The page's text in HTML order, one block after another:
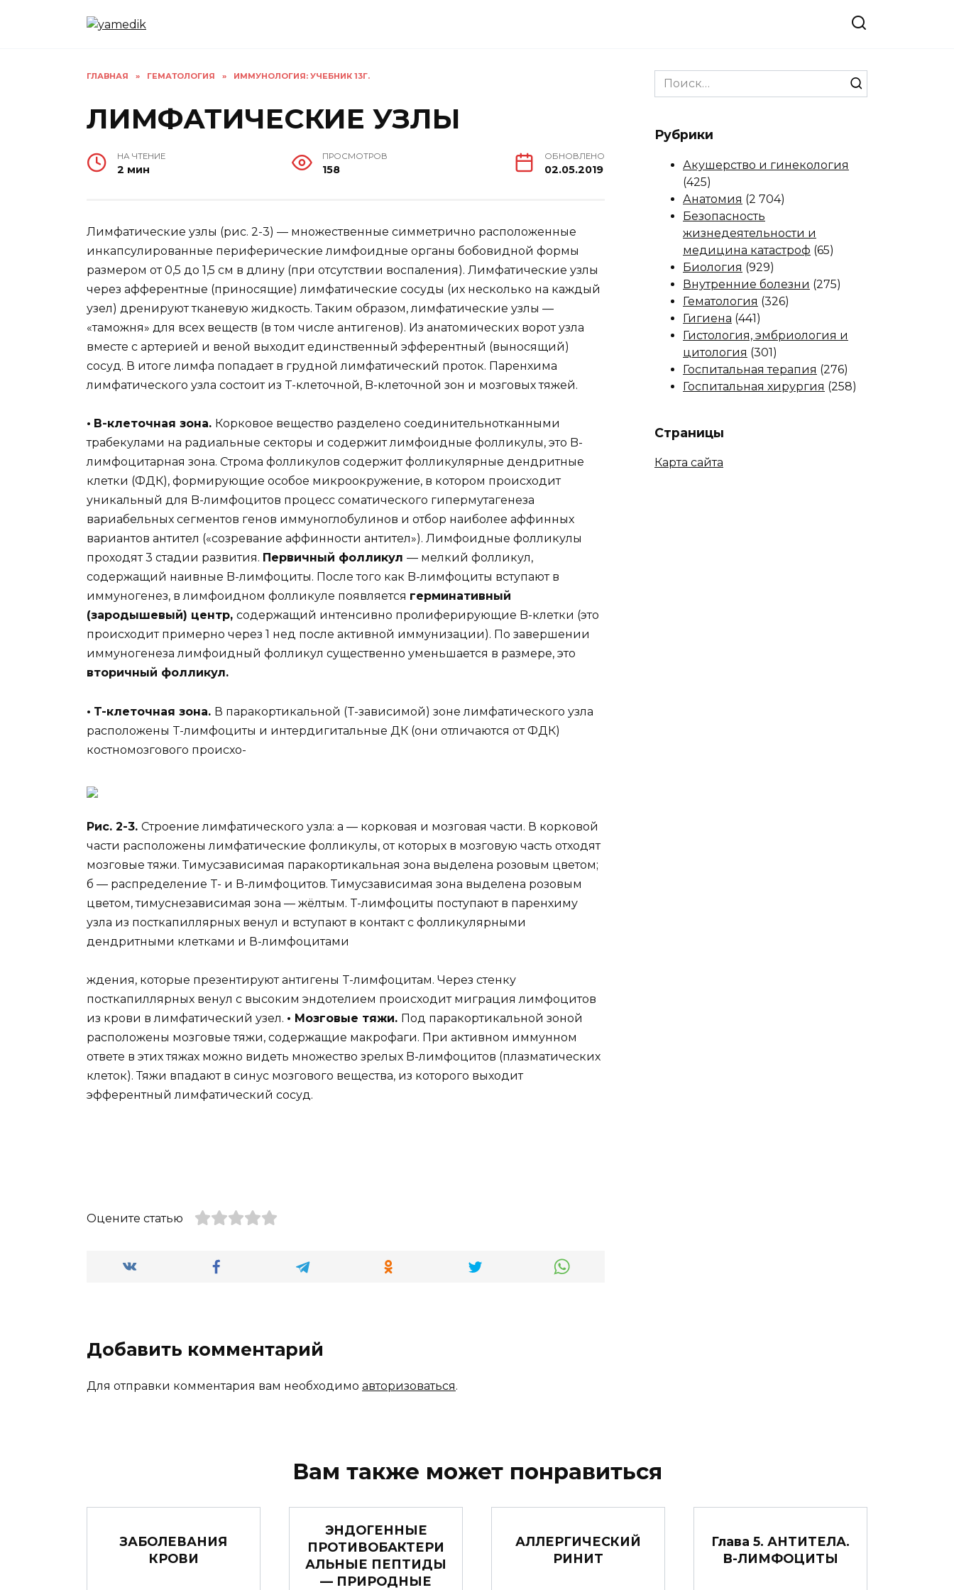
ГЛАВНАЯ » ГЕМАТОЛОГИЯ » ИММУНОЛОГИЯ: УЧЕБНИК 13Г.
ЛИМФАТИЧЕСКИЕ УЗЛЫ
НА ЧТЕНИЕ
2 мин
ПРОСМОТРОВ
158
ОБНОВЛЕНО
02.05.2019
Лимфатические узлы (рис. 2-3) — множественные симметрично расположенные
инкапсулированные периферические лимфоидные органы бобовидной формы
размером от 0,5 до 1,5 см в длину (при отсутствии воспаления). Лимфатические узлы
через афферентные (приносящие) лимфатические сосуды (их несколько на каждый
узел) дренируют тканевую жидкость. Таким образом, лимфатические узлы —
«таможня» для всех веществ (в том числе антигенов). Из анатомических ворот узла
вместе с артерией и веной выходит единственный эфферентный (выносящий)
сосуд. В итоге лимфа попадает в грудной лимфатический проток. Паренхима
лимфатического узла состоит из T-клеточной, B-клеточной зон и мозговых тяжей.
• B-клеточная зона. Корковое вещество разделено соединительнотканными
трабекулами на радиальные секторы и содержит лимфоидные фолликулы, это B-
лимфоцитарная зона. Строма фолликулов содержит фолликулярные дендритные
клетки (ФДК), формирующие особое микроокружение, в котором происходит
уникальный для B-лимфоцитов процесс соматического гипермутагенеза
вариабельных сегментов генов иммуноглобулинов и отбор наиболее аффинных
вариантов антител («созревание аффинности антител»). Лимфоидные фолликулы
проходят 3 стадии развития. Первичный фолликул — мелкий фолликул,
содержащий наивные B-лимфоциты. После того как B-лимфоциты вступают в
иммуногенез, в лимфоидном фолликуле появляется герминативный
(зародышевый) центр, содержащий интенсивно пролиферирующие B-клетки (это
происходит примерно через 1 нед после активной иммунизации). По завершении
иммуногенеза лимфоидный фолликул существенно уменьшается в размере, это
вторичный фолликул.
• T-клеточная зона. В паракортикальной (T-зависимой) зоне лимфатического узла
расположены T-лимфоциты и интердигитальные ДК (они отличаются от ФДК)
костномозгового происхо-
Рис. 2-3. Строение лимфатического узла: а — корковая и мозговая части. В корковой
части расположены лимфатические фолликулы, от которых в мозговую часть отходят
мозговые тяжи. Тимусзависимая паракортикальная зона выделена розовым цветом;
б — распределение T- и В-лимфоцитов. Тимусзависимая зона выделена розовым
цветом, тимуснезависимая зона — жёлтым. T-лимфоциты поступают в паренхиму
узла из посткапиллярных венул и вступают в контакт с фолликулярными
дендритными клетками и В-лимфоцитами
ждения, которые презентируют антигены T-лимфоцитам. Через стенку
посткапиллярных венул с высоким эндотелием происходит миграция лимфоцитов
из крови в лимфатический узел. • Мозговые тяжи. Под паракортикальной зоной
расположены мозговые тяжи, содержащие макрофаги. При активном иммунном
ответе в этих тяжах можно видеть множество зрелых B-лимфоцитов (плазматических
клеток). Тяжи впадают в синус мозгового вещества, из которого выходит
эфферентный лимфатический сосуд.
Оцените статью
Добавить комментарий
Для отправки комментария вам необходимо авторизоваться.
Search
for:
Рубрики
Акушерство и гинекология
(425)
Анатомия (2 704)
Безопасность
жизнедеятельности и
медицина катастроф (65)
Биология (929)
Внутренние болезни (275)
Гематология (326)
Гигиена (441)
Гистология, эмбриология и
цитология (301)
Госпитальная терапия (276)
Госпитальная хирургия (258)
Страницы
Карта сайта
Вам также может понравиться
ЗАБОЛЕВАНИЯ
КРОВИ
ЭНДОГЕННЫЕ
ПРОТИВОБАКТЕРИ
АЛЬНЫЕ ПЕПТИДЫ
— ПРИРОДНЫЕ
АЛЛЕРГИЧЕСКИЙ
РИНИТ
Глава 5. АНТИТЕЛА.
B-ЛИМФОЦИТЫ